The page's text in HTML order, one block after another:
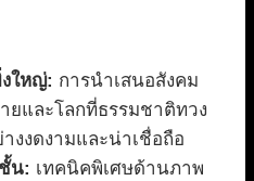
ใหญ่: การนำเสนอสังคม
ยและโลกที่ธรรมชาติทวง
งงดงามและน่าเชื่อถือ
น: เทคนิคพิเศษด้านภาพ